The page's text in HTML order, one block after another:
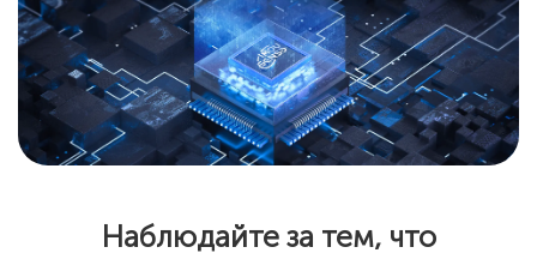
Наблюдайте за тем, что